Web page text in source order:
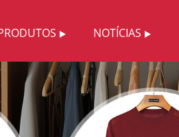
NOTÍCIAS